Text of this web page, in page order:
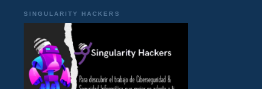
SINGULARITY HACKERS